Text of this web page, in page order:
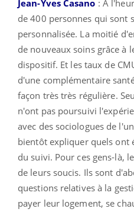
Jean-Yves Casano : A
de 400 personnes qui sont
personnalisée. La moitié
de nouveaux soins grâce à
dispositif. Et les taux de
d'une complémentaire
façon très très régulière.
n'ont pas poursuivi
avec des sociologues de
bientôt expliquer quels ont
du suivi. Pour ces gens-là,
de leurs soucis. Ils sont
questions relatives à la
payer leur logement, se